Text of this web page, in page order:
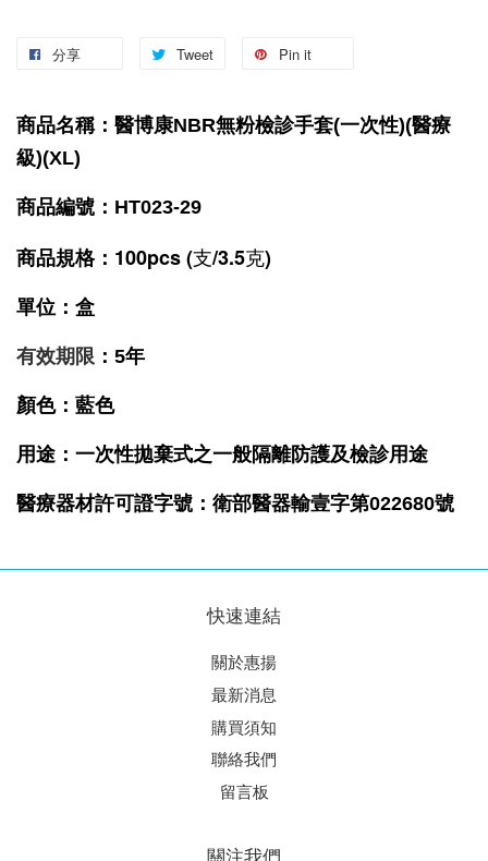
分享 Tweet Pin it
商品名稱：醫博康NBR無粉檢診手套(一次性)(醫療
級)(XL)
商品編號：HT023-29
商品規格： 100pcs (支/3.5克)
單位：盒
有效期限 ：5年
顏色：藍色
用途：一次性拋棄式之一般隔離防護及檢診用途
醫療器材許可證字號 ：衛部醫器輸壹字第022680號
快速連結
關於惠揚
最新消息
購買須知
聯絡我們
留言板